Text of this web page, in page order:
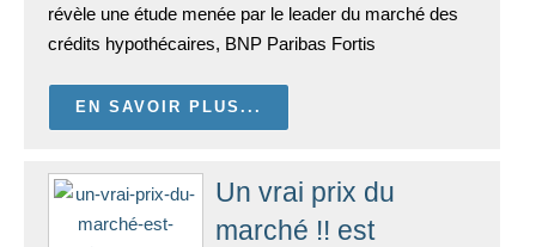
révèle une étude menée par le leader du marché des
crédits hypothécaires, BNP Paribas Fortis
EN SAVOIR PLUS...
Un vrai prix du
marché !! est